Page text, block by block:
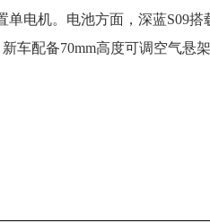
电机。电池方面，深蓝S09
车配备70mm高度可调空气悬